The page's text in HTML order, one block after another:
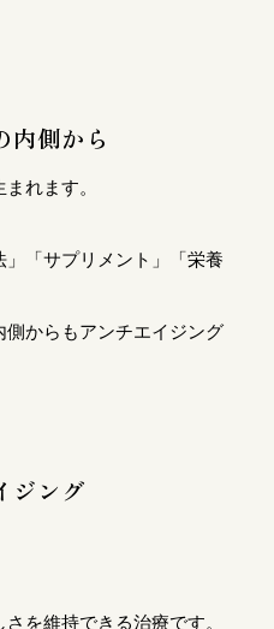
内側から
れます。
」「サプリメント」「栄養
からもアンチエイジング
ジング
を維持できる治療です。